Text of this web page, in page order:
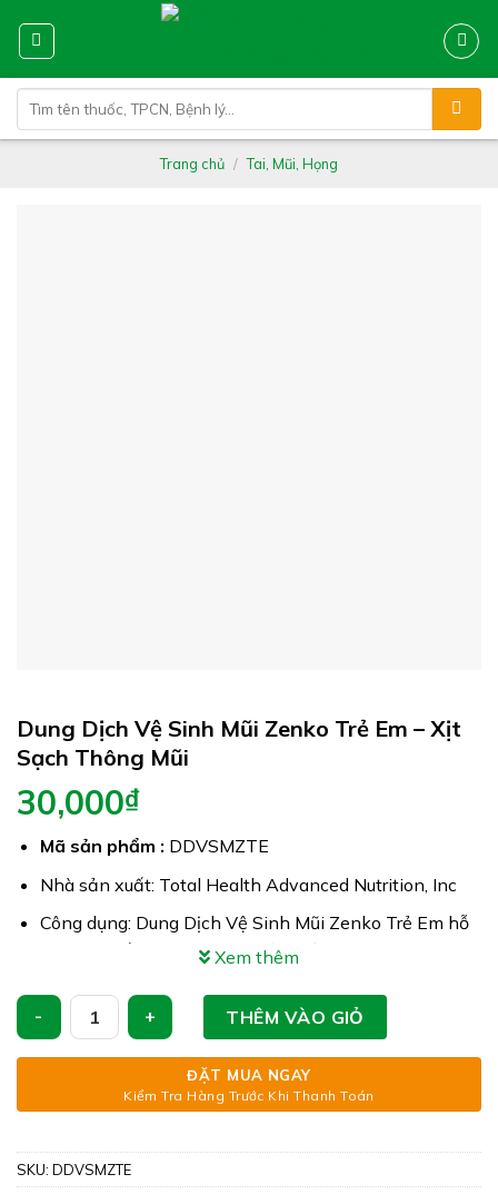
kiếm:
Trang chủ / Tai, Mũi, Họng
Dung Dịch Vệ Sinh Mũi Zenko Trẻ Em – Xịt
Sạch Thông Mũi
30,000₫
Mã sản phẩm : DDVSMZTE
Nhà sản xuất: Total Health Advanced Nutrition, Inc
Công dụng: Dung Dịch Vệ Sinh Mũi Zenko Trẻ Em hỗ
trợ phục hồi & tăng cường sức khỏe niêm mạc
Giấy phép: 190000010/PCBA-LA
Quy cách: Chai 75ml
Tình trạng hàng: Còn hàng
Xem thêm
Dung Dịch Vệ Sinh Mũi Zenko Trẻ Em - Xịt Sạch Thông Mũi
THÊM VÀO GIỎ
ĐẶT MUA NGAY
Kiểm Tra Hàng Trước Khi Thanh Toán
SKU: DDVSMZTE